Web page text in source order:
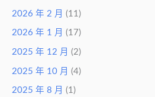
2026 年 2 月 (11)
2026 年 1 月 (17)
2025 年 12 月 (2)
2025 年 10 月 (4)
2025 年 8 月 (1)